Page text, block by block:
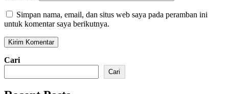
Simpan nama, email, dan situs web saya pada peramban ini
untuk komentar saya berikutnya.
Cari
Cari